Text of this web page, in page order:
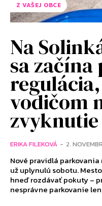
Z VAŠEJ OBCE
Na
sa
vodičom
zvyknutie
ERIKA FILEKOVÁ - 2.
Nové pravidlá
už uplynulú sobotu.
hneď rozdávať pokuty –
nesprávne parkovanie